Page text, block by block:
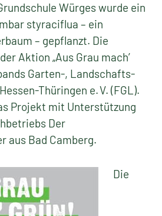
Würges wurde ein
styraciflua – ein
– gepflanzt. Die
Aktion „Aus Grau mach’
Garten-, Landschafts-
Thüringen e. V. (FGL).
Projekt mit Unterstützung
Der
aus Bad Camberg.
Die